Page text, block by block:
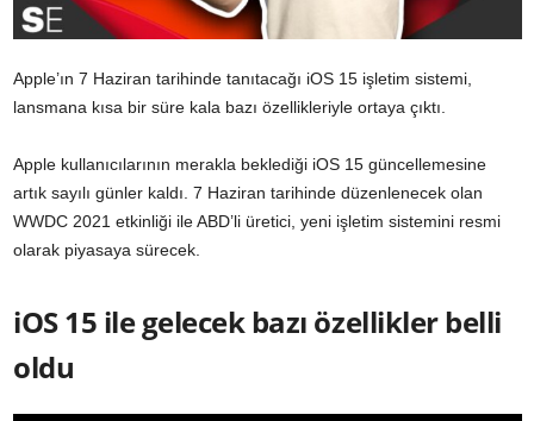
Apple’ın 7 Haziran tarihinde tanıtacağı iOS 15 işletim sistemi,
lansmana kısa bir süre kala bazı özellikleriyle ortaya çıktı.
Apple kullanıcılarının merakla beklediği iOS 15 güncellemesine
artık sayılı günler kaldı. 7 Haziran tarihinde düzenlenecek olan
WWDC 2021 etkinliği ile ABD’li üretici, yeni işletim sistemini resmi
olarak piyasaya sürecek.
iOS 15 ile gelecek bazı özellikler belli
oldu